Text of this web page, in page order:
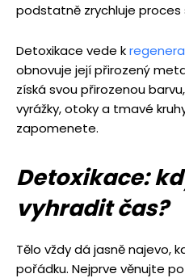
podstatně zrychluje
Detoxikace vede k
obnovuje její přirozený
získá svou přirozenou
vyrážky, otoky a tmavé
zapomenete.
Detoxikace:
vyhradit čas?
Tělo vždy dá jasně najevo,
pořádku. Nejprve věnujte